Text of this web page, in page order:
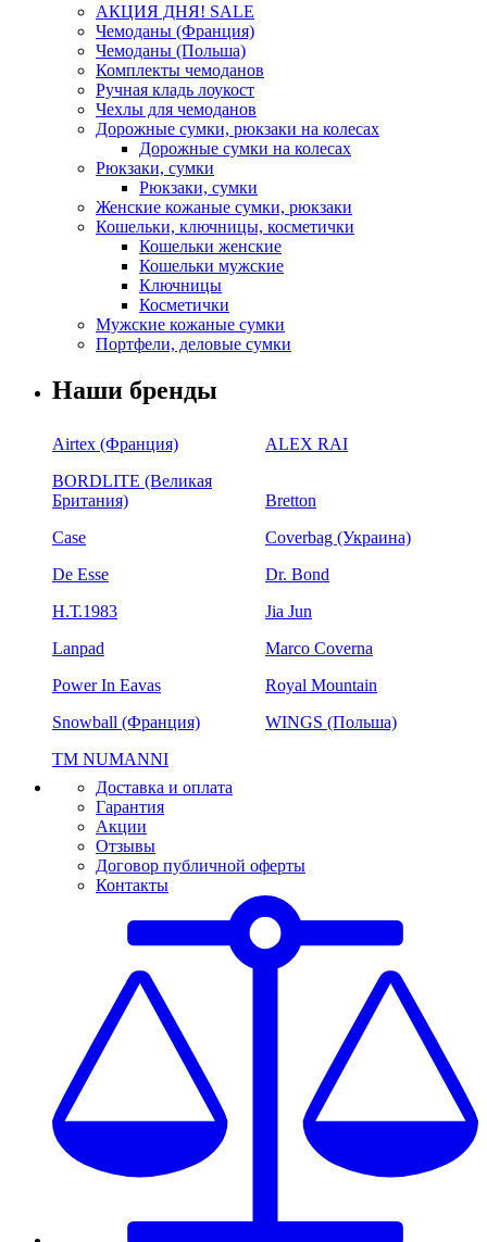
АКЦИЯ ДНЯ! SALE
Чемоданы (Франция)
Чемоданы (Польша)
Комплекты чемоданов
Ручная кладь лоукост
Чехлы для чемоданов
Дорожные сумки, рюкзаки на колесах
Дорожные сумки на колесах
Рюкзаки, сумки
Рюкзаки, сумки
Женские кожаные сумки, рюкзаки
Кошельки, ключницы, косметички
Кошельки женские
Кошельки мужские
Ключницы
Косметички
Мужские кожаные сумки
Портфели, деловые сумки
Наши бренды
Airtex (Франция)
ALEX RAI
BORDLITE (Великая
Британия)
Bretton
Case
Coverbag (Украина)
De Esse
Dr. Bond
H.Т.1983
Jia Jun
Lanpad
Marco Coverna
Power In Eavas
Royal Mountain
Snowball (Франция)
WINGS (Польша)
ТМ NUMANNI
Доставка и оплата
Гарантия
Акции
Отзывы
Договор публичной оферты
Контакты